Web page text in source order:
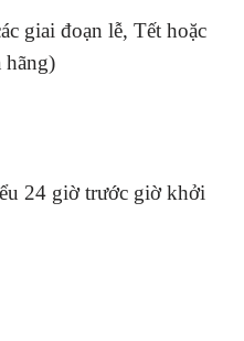
giai đoạn lễ, Tết hoặc
hãng)
24 giờ trước giờ khởi